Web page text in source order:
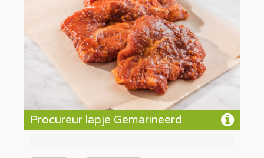
Procureur lapje Gemarineerd